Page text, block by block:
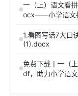
一（上）语文看
ocx——小学语文
1.看图写话7大口
(1).docx
免费下载丨一（
df，助力小学语